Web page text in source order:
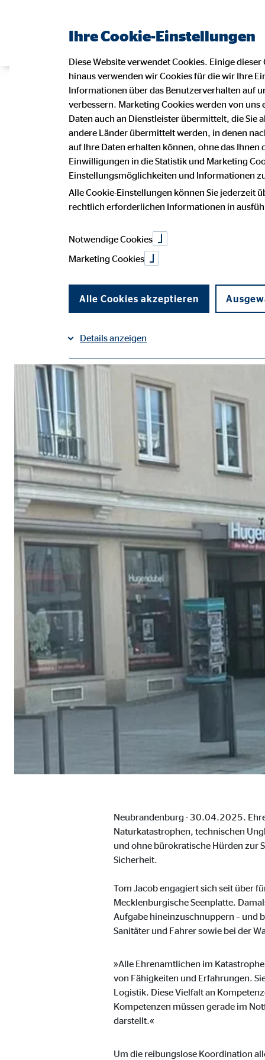
wenn jede
30. April 2025|OVB-Hilfswerk
auf Facebook teilen
Neubrandenburg - 30.04.2025.
Naturkatastrophen, technischen
und ohne bürokratische Hürden zur
Sicherheit.
Tom Jacob engagiert sich seit über
Mecklenburgische Seenplatte.
Aufgabe hineinzuschnuppern – und
Sanitäter und Fahrer sowie bei der
»Alle Ehrenamtlichen im
von Fähigkeiten und Erfahrungen.
Logistik. Diese Vielfalt an
Kompetenzen müssen gerade im
darstellt.«
Um die reibungslose Koordination
Ihre Cookie-Einstellungen
Diese Website verwendet Cookies. Einige
hinaus verwenden wir Cookies für die wir Ihre
Informationen über das Benutzerverhalten auf
verbessern. Marketing Cookies werden von
Daten auch an Dienstleister übermittelt, die Sie
andere Länder übermittelt werden, in denen
auf Ihre Daten erhalten können, ohne das
Einwilligungen in die Statistik und Marketing
Einstellungsmöglichkeiten und Informationen
Alle Cookie-Einstellungen können Sie jederzeit
rechtlich erforderlichen Informationen in
Notwendige Cookies
Marketing Cookies
Alle Cookies akzeptieren
Details anzeigen
Notwendige Cookies
Notwendige Cookies ermöglichen grundlegende
Funktion der Webseite einschränken.
Benutzereinstellungen | Empfänger: OVB
Name:
Anbieter:
Zweck:
Cookie Laufzeit:
Einverständnis Cookie | Empfänger: OVB
Cookie Laufzeit:
Statistik Cookies erfassen Informationen anonym.
Google Analytics | Empfänger: OVB, Google
Anbieter:
Zweck:
Cookie Laufzeit:
Marketing Cookies
Marketing Cookies werden eingesetzt, um
Facebook Pixel | Empfänger: OVB,
_fbp
Zweck:
Impressum Datenschutz